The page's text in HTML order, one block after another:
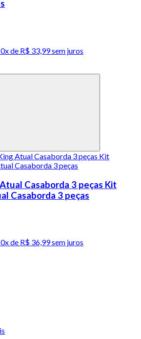
de R$ 33,99 sem juros
Casaborda 3 peças Kit
Casaborda 3 peças
de R$ 36,99 sem juros